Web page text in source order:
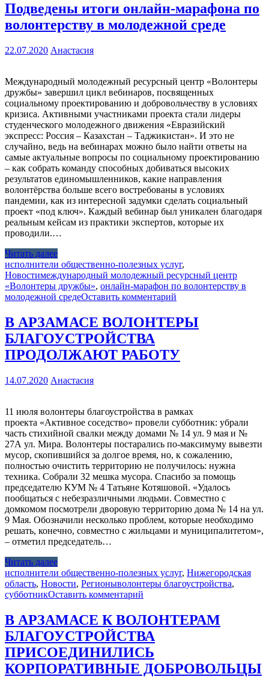
Подведены итоги онлайн-марафона по
волонтерству в молодежной среде
22.07.2020 Анастасия
Международный молодежный ресурсный центр «Волонтеры
дружбы» завершил цикл вебинаров, посвященных
социальному проектированию и добровольчеству в условиях
кризиса. Активными участниками проекта стали лидеры
студенческого молодежного движения «Евразийский
экспресс: Россия – Казахстан – Таджикистан». И это не
случайно, ведь на вебинарах можно было найти ответы на
самые актуальные вопросы по социальному проектированию
– как собрать команду способных добиваться высоких
результатов единомышленников, какие направления
волонтёрства больше всего востребованы в условиях
пандемии, как из интересной задумки сделать социальный
проект «под ключ». Каждый вебинар был уникален благодаря
реальным кейсам из практики экспертов, которые их
проводили.…
Читать далее
исполнители общественно-полезных услуг,
Новостимеждународный молодежный ресурсный центр
«Волонтеры дружбы», онлайн-марафон по волонтерству в
молодежной средеОставить комментарий
В АРЗАМАСЕ ВОЛОНТЕРЫ
БЛАГОУСТРОЙСТВА
ПРОДОЛЖАЮТ РАБОТУ
14.07.2020 Анастасия
11 июля волонтеры благоустройства в рамках
проекта «Активное соседство» провели субботник: убрали
часть стихийной свалки между домами № 14 ул. 9 мая и №
27А ул. Мира. Волонтеры постарались по-максимуму вывезти
мусор, скопившийся за долгое время, но, к сожалению,
полностью очистить территорию не получилось: нужна
техника. Собрали 32 мешка мусора. Спасибо за помощь
председателю КУМ № 4 Татьяне Котяшовой. «Удалось
пообщаться с небезразличными людьми. Совместно с
домкомом посмотрели дворовую территорию дома № 14 на ул.
9 Мая. Обозначили несколько проблем, которые необходимо
решать, конечно, совместно с жильцами и муниципалитетом»,
– отметил председатель…
Читать далее
исполнители общественно-полезных услуг, Нижегородская
область, Новости, Регионыволонтеры благоустройства,
субботникОставить комментарий
В АРЗАМАСЕ К ВОЛОНТЕРАМ
БЛАГОУСТРОЙСТВА
ПРИСОЕДИНИЛИСЬ
КОРПОРАТИВНЫЕ ДОБРОВОЛЬЦЫ